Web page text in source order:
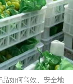
如何高效、安全地